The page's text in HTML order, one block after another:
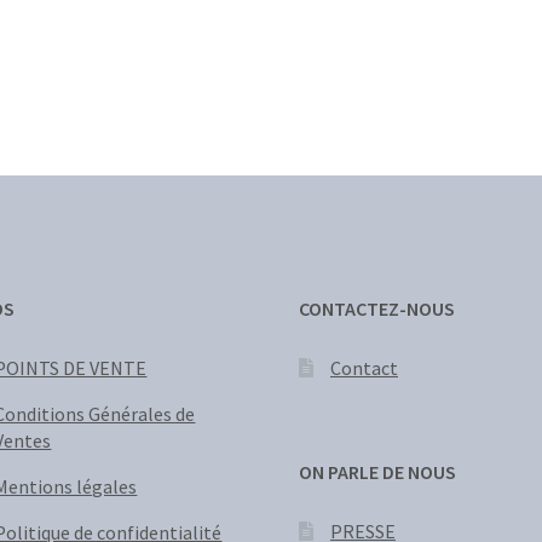
DE VENTE
Générales de
légales
de confidentialité
CONTACTEZ-NOUS
Contact
ON PARLE DE NOUS
PRESSE